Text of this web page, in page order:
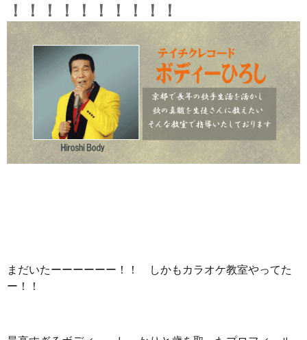
！！！！！！！！！！
まだいたーーーーーー！！ しかもカラオケ教室やってた
ー！！